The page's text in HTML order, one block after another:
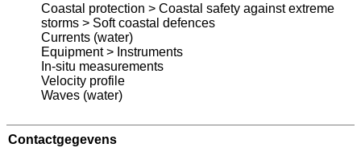
Coastal protection > Coastal safety against extreme
storms > Soft coastal defences
Currents (water)
Equipment > Instruments
In-situ measurements
Velocity profile
Waves (water)
Contactgegevens